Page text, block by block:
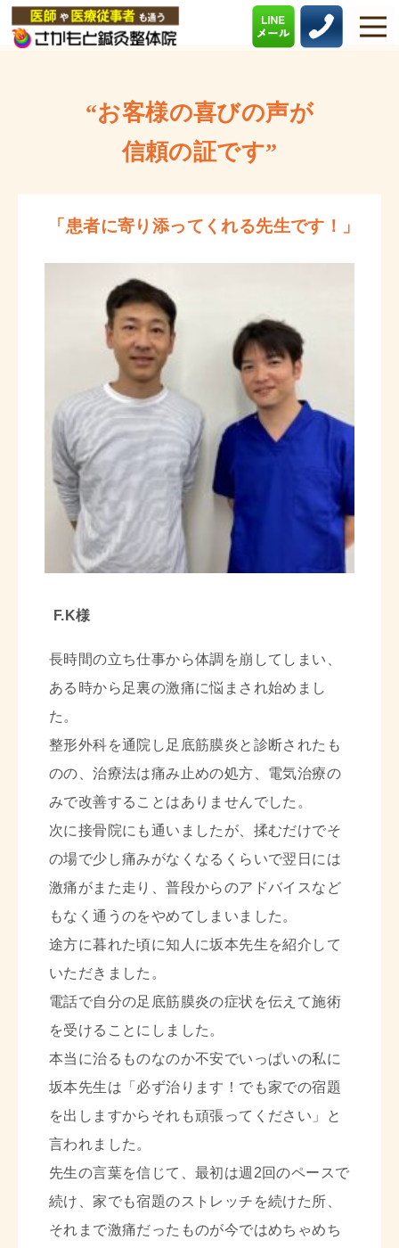
“お客様の喜びの声が
信頼の証です”
「患者に寄り添ってくれる先生です！」
F.K様
長時間の立ち仕事から体調を崩してしまい、
ある時から足裏の激痛に悩まされ始めまし
た。
整形外科を通院し足底筋膜炎と診断されたも
のの、治療法は痛み止めの処方、電気治療の
みで改善することはありませんでした。
次に接骨院にも通いましたが、揉むだけでそ
の場で少し痛みがなくなるくらいで翌日には
激痛がまた走り、普段からのアドバイスなど
もなく通うのをやめてしまいました。
途方に暮れた頃に知人に坂本先生を紹介して
いただきました。
電話で自分の足底筋膜炎の症状を伝えて施術
を受けることにしました。
本当に治るものなのか不安でいっぱいの私に
坂本先生は「必ず治ります！でも家での宿題
を出しますからそれも頑張ってください」と
言われました。
先生の言葉を信じて、最初は週2回のペースで
続け、家でも宿題のストレッチを続けた所、
それまで激痛だったものが今ではめちゃめち